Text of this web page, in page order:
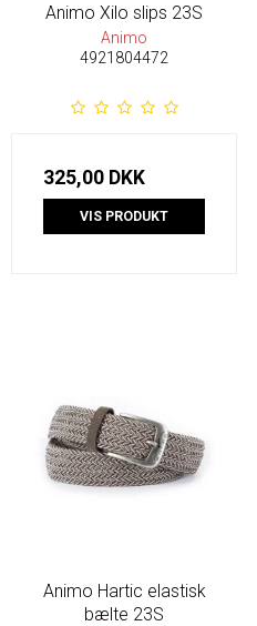
Animo Xilo slips 23S
Animo
4921804472
325,00 DKK
VIS PRODUKT
Animo Hartic elastisk
bælte 23S